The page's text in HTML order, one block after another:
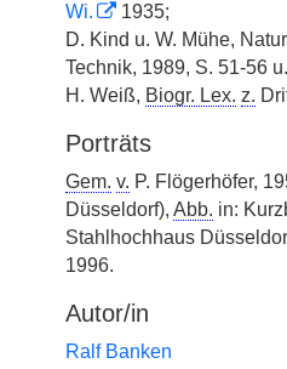
Wi.
1935;
D. Kind u. W. Mühe,
Technik, 1989, S. 51-56
H. Weiß, Biogr. Lex. z.
Porträts
Gem. v. P. Flögerhöfer,
Düsseldorf), Abb. in:
Stahlhochhaus
1996.
Autor/in
Ralf Banken